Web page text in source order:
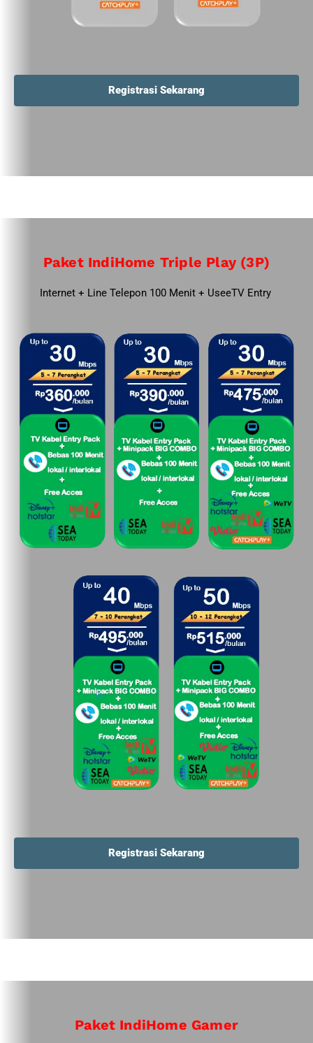
Registrasi Sekarang
Paket IndiHome Triple Play (3P)
Internet + Line Telepon 100 Menit + UseeTV Entry
Registrasi Sekarang
Paket IndiHome Gamer